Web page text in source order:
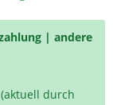
| andere
durch